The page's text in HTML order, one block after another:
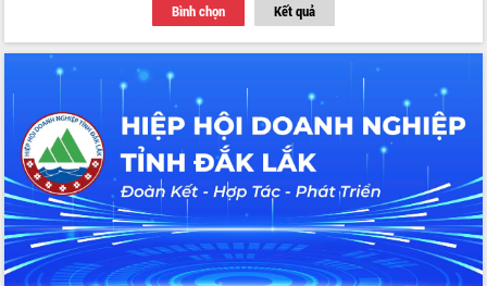
Bình chọn Kết quả